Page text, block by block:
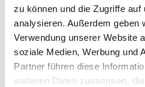
zu können und die Zugriffe auf
analysieren. Außerdem geben
Verwendung unserer Website
soziale Medien, Werbung und
Partner führen diese
weiteren Daten zusammen,
Budgetierung und
werden. Außerdem müssen
Berichterstattung
Vereine entscheiden sich
Schatzmeister:in bzw. eine
ist zwar nicht vorgeschrieben,